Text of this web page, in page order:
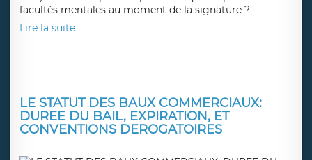
facultés mentales au moment de la signature ?
Lire la suite
LE STATUT DES BAUX COMMERCIAUX:
DUREE DU BAIL, EXPIRATION, ET
CONVENTIONS DEROGATOIRES